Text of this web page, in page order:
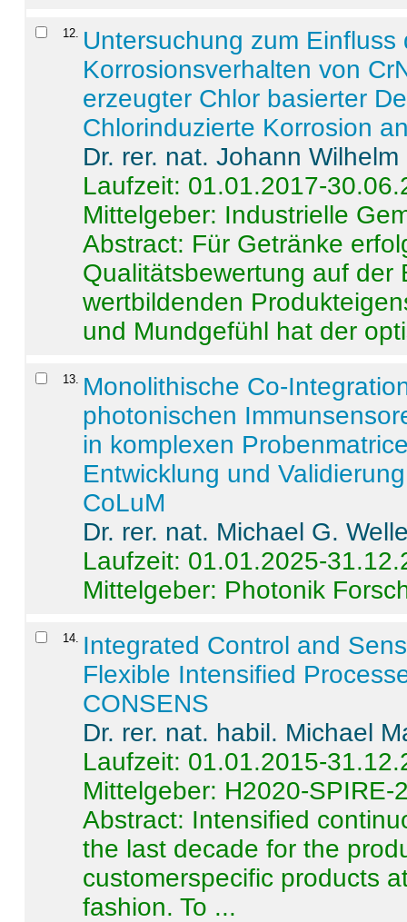
12
Untersuchung zum
Korrosionsverhalten von
erzeugter Chlor basierter
Chlorinduzierte Korrosion
Dr. rer. nat. Johann
Laufzeit: 01.01.2017-
Mittelgeber: Industrielle
Abstract: Für Getränke
Qualitätsbewertung auf der
wertbildenden
und Mundgefühl hat der
13
Monolithische Co-
photonischen
in komplexen
Entwicklung und
CoLuM
Dr. rer. nat. Michael G.
Laufzeit: 01.01.2025-
Mittelgeber: Photonik
14
Integrated Control and
Flexible Intensified
CONSENS
Dr. rer. nat. habil. Michael
Laufzeit: 01.01.2015-
Mittelgeber: H2020-SPIRE-
Abstract: Intensified
the last decade for the
customerspecific products
fashion. To ...